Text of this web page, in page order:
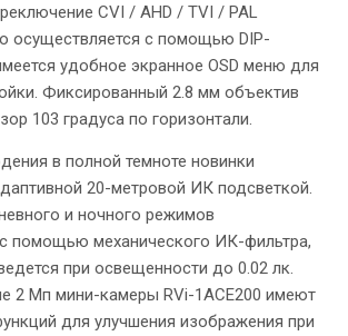
CVI / AHD / TVI / PAL
осуществляется с помощью DIP-
удобное экранное OSD меню для
Фиксированный 2.8 мм объектив
103 градуса по горизонтали.
в полной темноте новинки
20-метровой ИК подсветкой.
и ночного режимов
помощью механического ИК-фильтра,
при освещенности до 0.02 лк.
2 Мп мини-камеры RVi-1ACE200 имеют
для улучшения изображения при